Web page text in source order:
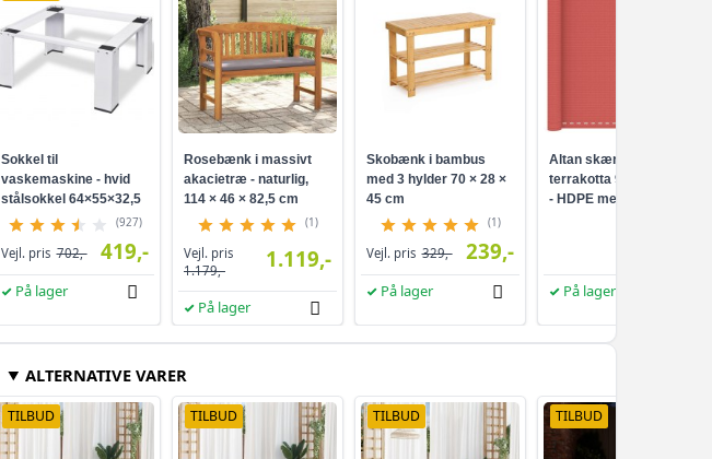
Sokkel til
vaskemaskine - hvid
stålsokkel 64×55×32,5
cm
(927)
Vejl. pris 702,- 419,-
På lager
Rosebænk i massivt
akacietræ - naturlig,
114 × 46 × 82,5 cm
(1)
Vejl. pris
1.179,-
1.119,-
På lager
Skobænk i bambus
med 3 hylder 70 × 28 ×
45 cm
(1)
Vejl. pris 329,- 239,-
På lager
Altan skærm i
terrakotta 90 × 800 cm
- HDPE med
På lager
ALTERNATIVE VARER
TILBUD TILBUD TILBUD TILBUD